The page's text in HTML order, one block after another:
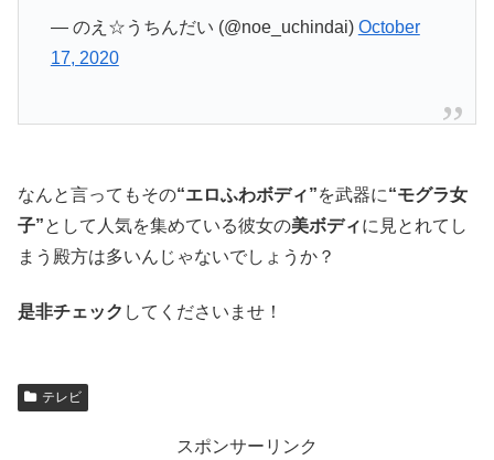
— のえ☆うちんだい (@noe_uchindai) October
17, 2020
なんと言ってもその“エロふわボディ”を武器に“モグラ女
子”として人気を集めている彼女の美ボディに見とれてし
まう殿方は多いんじゃないでしょうか？
是非チェック してくださいませ！
テレビ
スポンサーリンク